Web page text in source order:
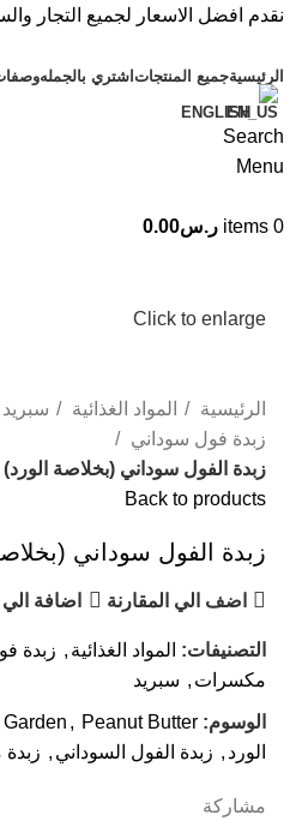
نقدم افضل الاسعار لجميع التجار
الرئيسيةجميع المنتجات اشتري بالجمله
ENGLISH
Search
Menu
0
items ر.س0.00
Click to enlarge
الرئيسية المواد الغذائية سبريد
زبدة فول سوداني
زبدة الفول سوداني (بخلاصة الورد) – 510
Back to products
زبدة الفول سوداني (بخلاصة
اضف الي المقارنة اضافة
التصنيفات: المواد الغذائية , زبدة
مكسرات , سبريد
الوسوم: , Peanut Butter
الورد , زبدة الفول السوداني ,
مشاركة